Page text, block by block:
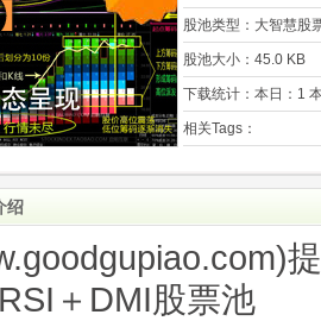
股池类型： 大智慧股
股池大小： 45.0 KB
下载统计： 本日：1
相关Tags：
绍
＋DMI股票池